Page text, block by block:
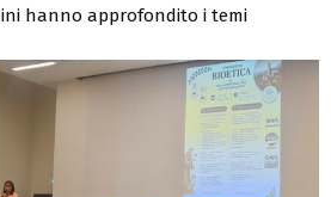
hanno approfondito i temi